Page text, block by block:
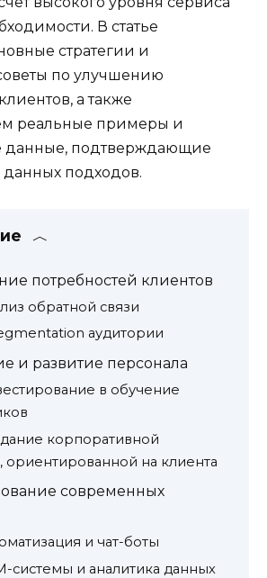
В статье
стратегии и
по улучшению
а также
реальные примеры и
данные, подтверждающие
подходов.
потребностей клиентов
обратной связи
аудитории
и развитие персонала
в обучение
корпоративной
ориентированной на клиента
современных
и чат-боты
системы и аналитика данных